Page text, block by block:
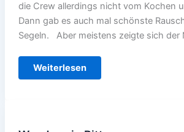
die Crew allerdings nicht vom Kochen
Dann gab es auch mal schönste
Segeln. Aber meistens zeigte sich der
Segelwolf-
Weiterlesen